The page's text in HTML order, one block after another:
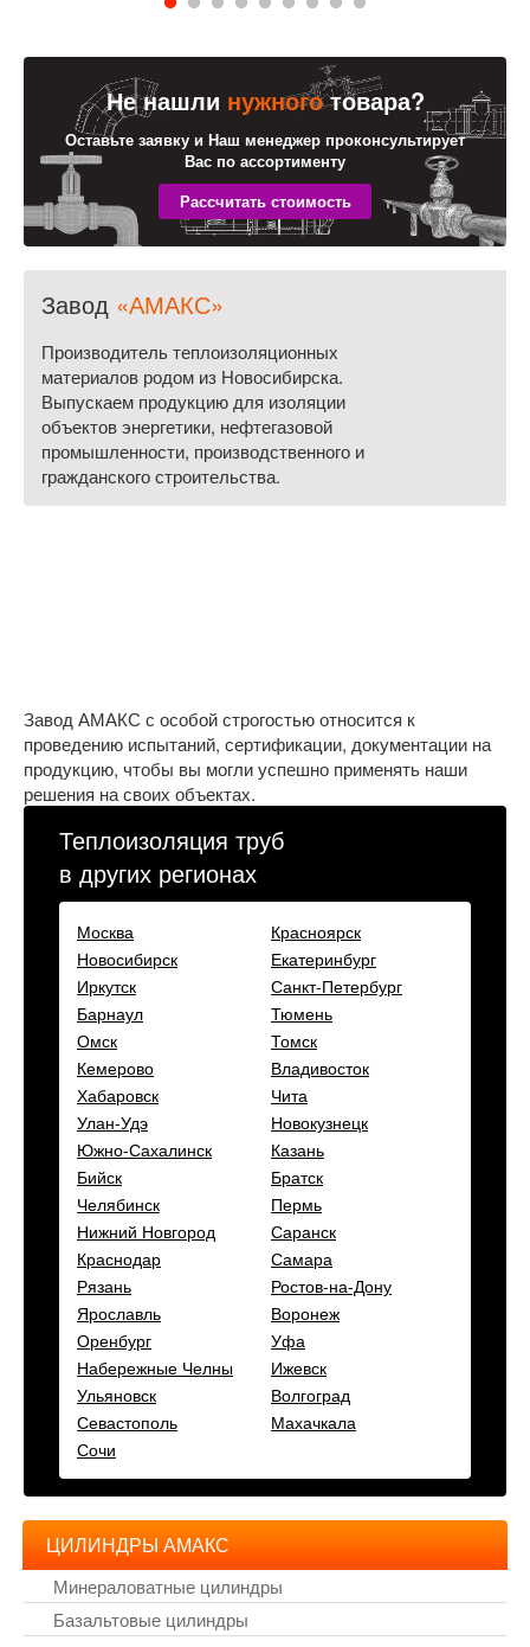
Не нашли нужноготовара?
Оставьте заявку и Наш менеджер проконсультирует
Вас по ассортименту
Завод «АМАКС»
Производитель теплоизоляционных
материалов родом из Новосибирска.
Выпускаем продукцию для изоляции
объектов энергетики, нефтегазовой
промышленности, производственного и
гражданского строительства.
Завод АМАКС с особой строгостью относится к
проведению испытаний, сертификации, документации на
продукцию, чтобы вы могли успешно применять наши
решения на своих объектах.
Теплоизоляция труб
в других регионах
Москва
Красноярск
Новосибирск
Екатеринбург
Иркутск
Санкт-Петербург
Барнаул
Тюмень
Омск
Томск
Кемерово
Владивосток
Хабаровск
Чита
Улан-Удэ
Новокузнецк
Южно-Сахалинск
Казань
Бийск
Братск
Челябинск
Пермь
Нижний Новгород
Саранск
Краснодар
Самара
Рязань
Ростов-на-Дону
Ярославль
Воронеж
Оренбург
Уфа
Набережные Челны
Ижевск
Ульяновск
Волгоград
Севастополь
Махачкала
Сочи
ЦИЛИНДРЫ АМАКС
Минераловатные цилиндры
Базальтовые цилиндры